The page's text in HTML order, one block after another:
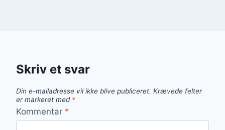
Skriv et svar
Din e-mailadresse vil ikke blive publiceret. Krævede felter
er markeret med *
Kommentar *